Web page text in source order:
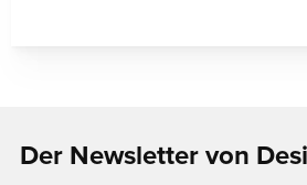
Der Newsletter von